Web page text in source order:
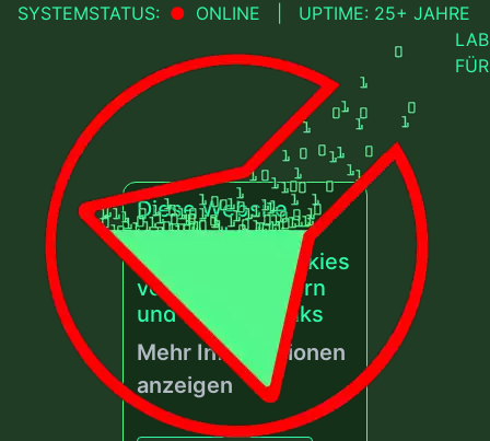
SYSTEMSTATUS: ● ONLINE | UPTIME: 25+ JAHRE
Diese Website
verwendet
Funktionen, Cookies
von Drittanbietern
und externe Links
Mehr Informationen
anzeigen